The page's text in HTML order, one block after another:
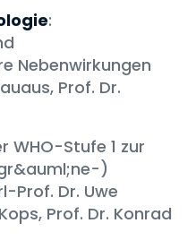
:
Nebenwirkungen
Prof. Dr.
WHO-Stufe 1 zur
)
Prof. Dr. Uwe
Prof. Dr. Konrad